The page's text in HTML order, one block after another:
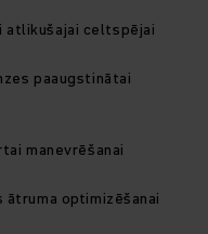
atlikušajai celtspējai
paaugstinātai
manevrēšanai
ātruma optimizēšanai